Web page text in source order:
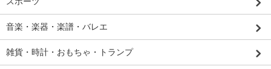
音楽・楽器・楽譜・バレエ
雑貨・時計・おもちゃ・トランプ